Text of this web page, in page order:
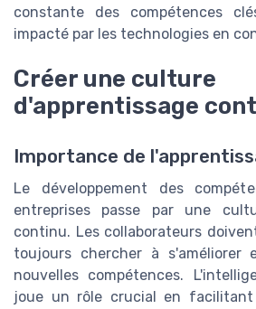
constante des compétences
impacté par les technologies en
Créer une culture
d'apprentissage
Importance de
Le développement des
entreprises passe par une
continu. Les collaborateurs
toujours chercher à s'améliorer
nouvelles compétences.
joue un rôle crucial en facilitant